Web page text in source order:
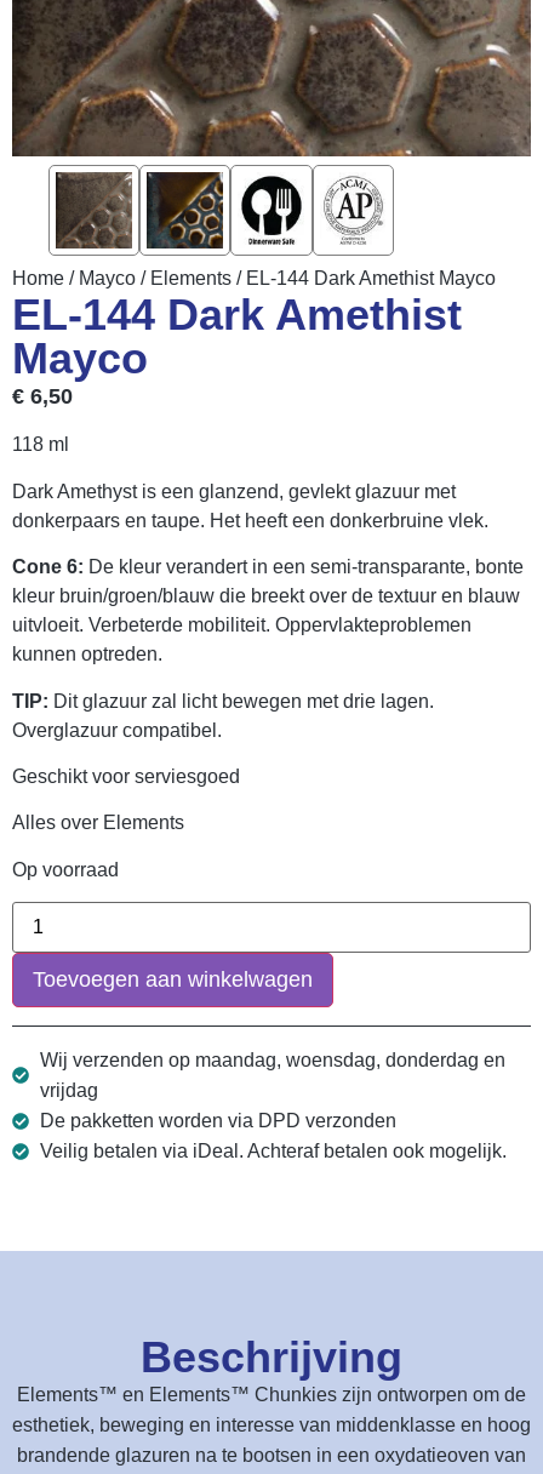
Home / Mayco / Elements / EL-144 Dark Amethist Mayco
EL-144 Dark Amethist
Mayco
€ 6,50
118 ml
Dark Amethyst is een glanzend, gevlekt glazuur met
donkerpaars en taupe. Het heeft een donkerbruine vlek.
Cone 6: De kleur verandert in een semi-transparante, bonte
kleur bruin/groen/blauw die breekt over de textuur en blauw
uitvloeit. Verbeterde mobiliteit. Oppervlakteproblemen
kunnen optreden.
TIP: Dit glazuur zal licht bewegen met drie lagen.
Overglazuur compatibel.
Geschikt voor serviesgoed
Alles over Elements
Op voorraad
Toevoegen aan winkelwagen
Wij verzenden op maandag, woensdag, donderdag en
vrijdag
De pakketten worden via DPD verzonden
Veilig betalen via iDeal. Achteraf betalen ook mogelijk.
Beschrijving
Elements™ en Elements™ Chunkies zijn ontworpen om de
esthetiek, beweging en interesse van middenklasse en hoog
brandende glazuren na te bootsen in een oxydatieoven van